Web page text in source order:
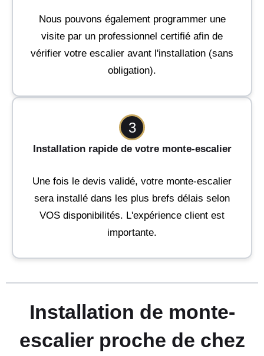
Nous pouvons également programmer une
visite par un professionnel certifié afin de
vérifier votre escalier avant l'installation (sans
obligation).
3
Installation rapide de votre monte-escalier
Une fois le devis validé, votre monte-escalier
sera installé dans les plus brefs délais selon
VOS disponibilités. L'expérience client est
importante.
Installation de monte-
escalier proche de chez